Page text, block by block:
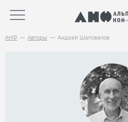
АНФ Авторы Андрей Шаповалов